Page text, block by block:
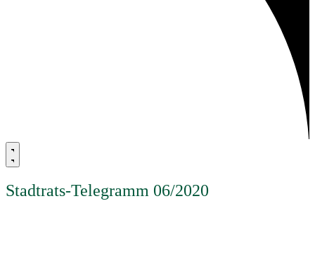
Stadtrats-Telegramm 06/2020